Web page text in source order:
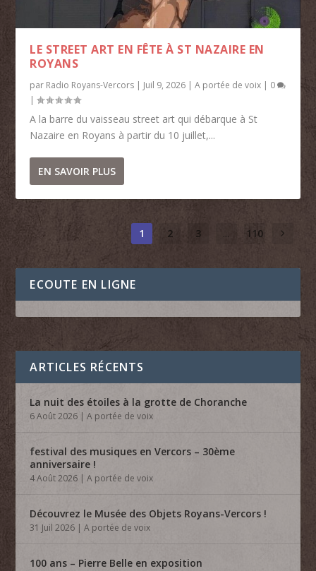
LE STREET ART EN FÊTE À ST NAZAIRE EN
ROYANS
par Radio Royans-Vercors | Juil 9, 2026 |A portée de voix | 0
|
A la barre du vaisseau street art qui débarque à St
Nazaire en Royans à partir du 10 juillet,...
EN SAVOIR PLUS
1 2 3 ... 110
ECOUTE EN LIGNE
ARTICLES RÉCENTS
La nuit des étoiles à la grotte de Choranche
6 Août 2026 |A portée de voix
festival des musiques en Vercors – 30ème
anniversaire !
4 Août 2026 |A portée de voix
Découvrez le Musée des Objets Royans-Vercors !
31 Juil 2026 |A portée de voix
100 ans – Pierre Belle en exposition